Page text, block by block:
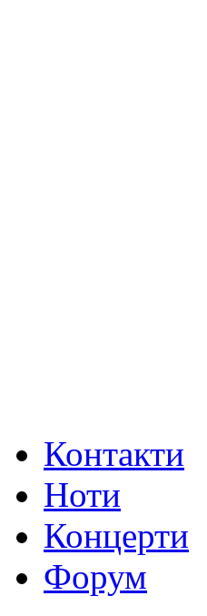
Контакти
Ноти
Концерти
Форум